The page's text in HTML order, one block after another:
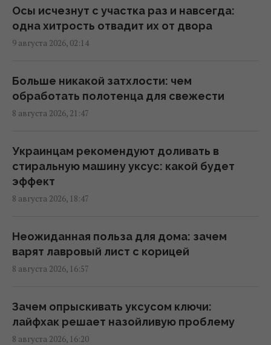
высоких гор Татр – не просто выжить, но и
сэкономить 2000 гривень
09:03 воскресенье, 09 августа 2026
Сытный белковый обед можно
приготовить за несколько минут: ролл с
курицей
9 августа: церковный праздник сегодня, о
чем лучше молчать в этот день
06:00 воскресенье, 09 августа 2026
Какой чай лучше всего способствует
поддержанию здоровья печени: ответ
экспертов
На виноградниках в США установили более
500 домиков для сов: результат удивил
Осы исчезнут с участка раз и навсегда:
одна хитрость отвадит их от двора
9 августа 2026, 02:14
Больше никакой затхлости: чем
обработать полотенца для свежести
8 августа 2026, 21:47
Украинцам рекомендуют доливать в
стиральную машину уксус: какой будет
эффект
8 августа 2026, 18:47
Неожиданная польза для дома: зачем
варят лавровый лист с корицей
8 августа 2026, 16:57
Зачем опрыскивать уксусом ключи:
лайфхак решает назойливую проблему
8 августа 2026, 16:20